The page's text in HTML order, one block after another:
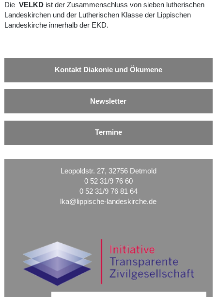
Die VELKDist der Zusammenschluss von sieben lutherischen
Landeskirchen und der Lutherischen Klasse der Lippischen
Landeskirche innerhalb der EKD.
Kontakt Diakonie und Ökumene
Newsletter
Termine
Leopoldstr. 27, 32756 Detmold
0 52 31/9 76 60
0 52 31/9 76 81 64
lka@lippische-landeskirche.de